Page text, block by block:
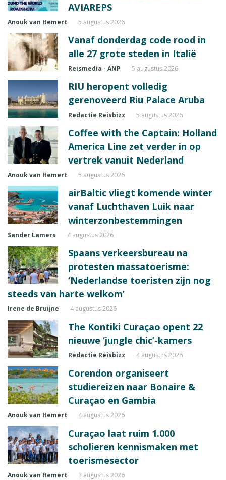
AVIAREPS
Anouk van Hemert 5 augustus 2026
Vanaf donderdag code rood in
alle 27 grote steden in Italië
Reismedia - ANP 5 augustus 2026
RIU heropent volledig
gerenoveerd Riu Palace Aruba
Redactie Reisbizz 5 augustus 2026
Coffee with the Captain: Holland
America Line zet verder in op
vertrek vanuit Nederland
Anouk van Hemert 5 augustus 2026
airBaltic vliegt komende winter
vanaf Luchthaven Luik naar
winterzonbestemmingen
Sander Lamers 4 augustus 2026
Spaans verkeersbureau na
protesten massatoerisme:
‘Nederlandse toeristen zijn nog
steeds van harte welkom’
Irene de Bruijne 4 augustus 2026
The Kontiki Curaçao opent 22
nieuwe ‘jungle chic’-kamers
Redactie Reisbizz 4 augustus 2026
Corendon organiseert
studiereizen naar Bonaire &
Curaçao en Gambia
Anouk van Hemert 4 augustus 2026
Curaçao laat ruim 1.000
scholieren kennismaken met
toerismesector
Anouk van Hemert 3 augustus 2026